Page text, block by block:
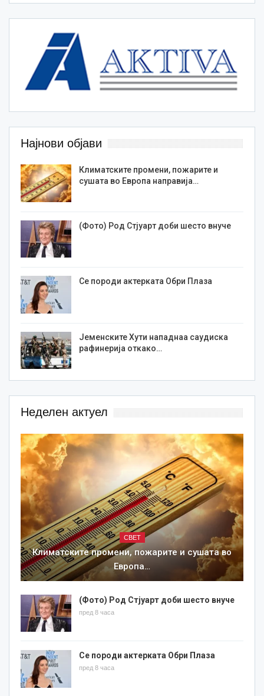
Најнови објави
Климатските промени, пожарите и
сушата во Европа направија…
(Фото) Род Стјуарт доби шесто внуче
Се породи актерката Обри Плаза
Јеменските Хути нападнаа саудиска
рафинерија откако…
Неделен актуел
СВЕТ
Климатските промени, пожарите и сушата во
Европа…
(Фото) Род Стјуарт доби шесто внуче
пред 8 часа
Се породи актерката Обри Плаза
пред 8 часа